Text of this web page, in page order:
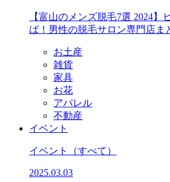
【富山のメンズ脱毛7選 2024】
ば！男性の脱毛サロン専門店ま
お土産
雑貨
家具
お花
アパレル
不動産
イベント
イベント （すべて）
2025.03.03